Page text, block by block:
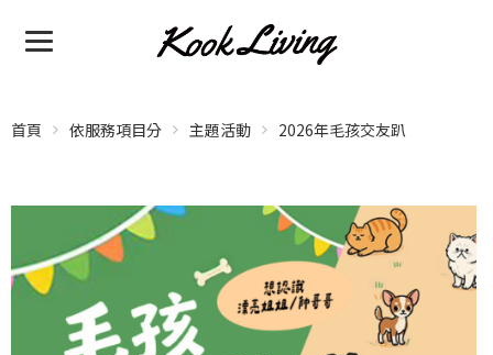
首頁 依服務項目分 主題活動 2026年毛孩交友趴